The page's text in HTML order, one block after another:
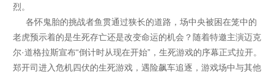
烈。
各怀鬼胎的挑战者鱼贯通过狭长的道路，场中央被困在笼中的
老虎预示着的是生死存亡还是改变命运的机会？随着特邀主演迈克
尔·道格拉斯宣布“倒计时从现在开始”，生死游戏的序幕正式拉开。
郑开司进入危机四伏的生死游戏，遇险飙车追逐，游戏场中与其他